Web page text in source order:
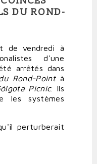
DU ROND-
de vendredi à
d'une
arrêtés dans
Rond-Pointà
Picnic. Ils
les systèmes
perturberait